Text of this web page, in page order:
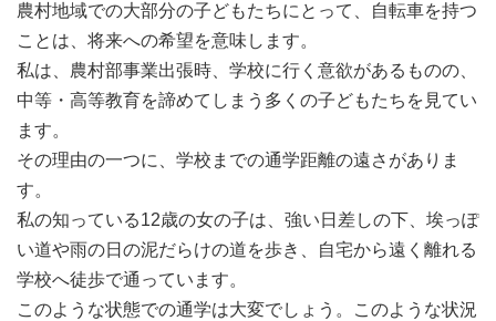
農村地域での大部分の子どもたちにとって、自転車を持つ
ことは、将来への希望を意味します。
私は、農村部事業出張時、学校に行く意欲があるものの、
中等・高等教育を諦めてしまう多くの子どもたちを見てい
ます。
その理由の一つに、学校までの通学距離の遠さがありま
す。
私の知っている12歳の女の子は、強い日差しの下、埃っぽ
い道や雨の日の泥だらけの道を歩き、自宅から遠く離れる
学校へ徒歩で通っています。
このような状態での通学は大変でしょう。このような状況